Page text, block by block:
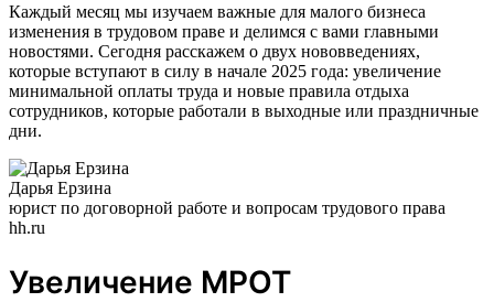
Каждый месяц мы изучаем важные для малого бизнеса
изменения в трудовом праве и делимся с вами главными
новостями. Сегодня расскажем о двух нововведениях,
которые вступают в силу в начале 2025 года: увеличение
минимальной оплаты труда и новые правила отдыха
сотрудников, которые работали в выходные или праздничные
дни.
Дарья Ерзина
юрист по договорной работе и вопросам трудового права
hh.ru
Увеличение МРОТ